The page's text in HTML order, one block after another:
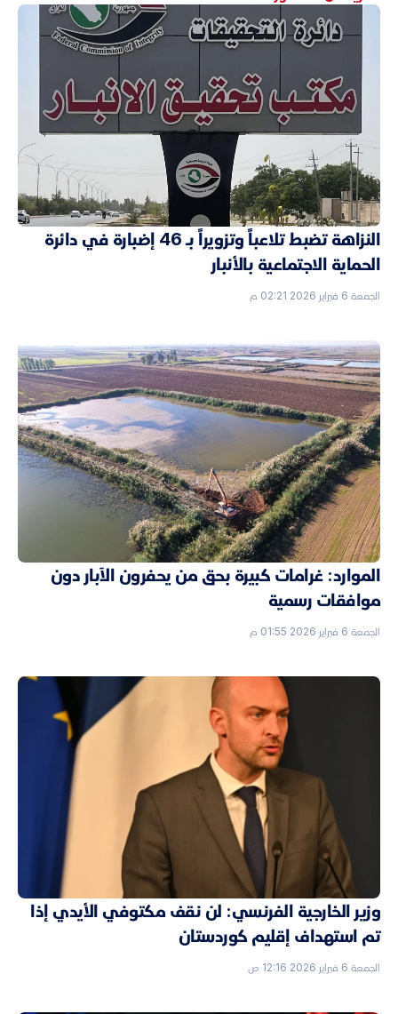
النزاهة تضبط تلاعباً وتزويراً بـ 46 إضبارة في دائرة
الحماية الاجتماعية بالأنبار
الجمعة 6 فبراير 2026 02:21 م
الموارد: غرامات كبيرة بحق من يحفرون الآبار دون
موافقات رسمية
الجمعة 6 فبراير 2026 01:55 م
وزير الخارجية الفرنسي: لن نقف مكتوفي الأيدي إذا
تم استهداف إقليم كوردستان
الجمعة 6 فبراير 2026 12:16 ص